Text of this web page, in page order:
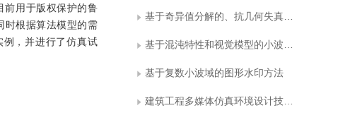
前用于版权保护的鲁
时根据算法模型的需
，并进行了仿真试
基于奇异值分解的、抗几何失真的数字水印算法
基于混沌特性和视觉模型的小波数字水印算法研究
基于复数小波域的图形水印方法
建筑工程多媒体仿真环境设计技术研究